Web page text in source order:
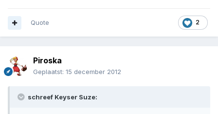
2
Quote
Piroska
Geplaatst: 15 december 2012
schreef Keyser Suze: